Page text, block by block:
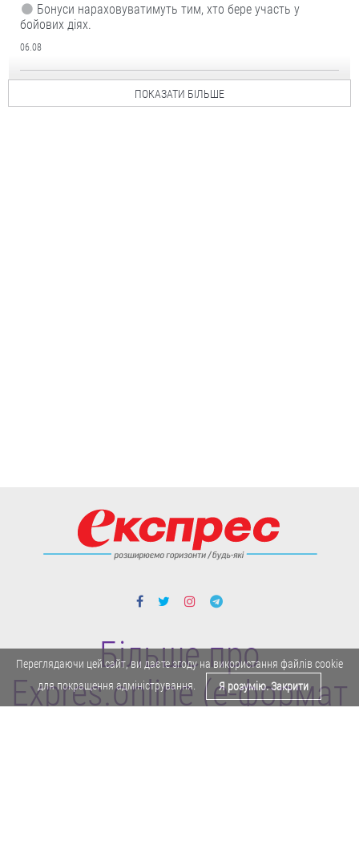
Бонуси нараховуватимуть тим, хто бере участь у
бойових діях.
06.08
ПОКАЗАТИ БІЛЬШЕ
Більше про
Expres.online (e-формат
Переглядаючи цей сайт, ви даєте згоду на використання файлів cookie
для покращення адміністрування.
Я розумію. Закрити